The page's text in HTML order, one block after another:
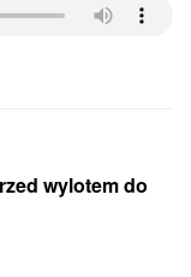
wylotem do